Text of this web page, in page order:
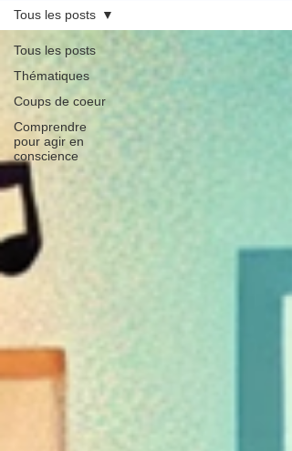
Tous les posts
Thématiques
Coups de coeur
Comprendre
pour agir en
conscience
Tous les posts